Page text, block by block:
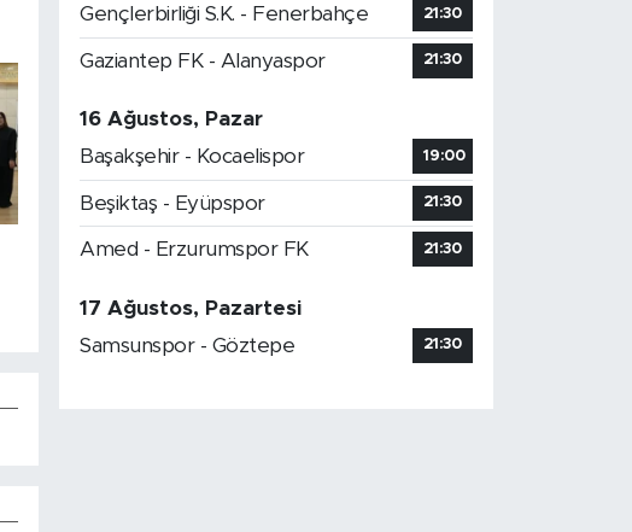
Gençlerbirliği S.K. - Fenerbahçe 21:30
Gaziantep FK - Alanyaspor 21:30
16 Ağustos, Pazar
Başakşehir - Kocaelispor
19:00
Beşiktaş - Eyüpspor 21:30
Amed - Erzurumspor FK 21:30
17 Ağustos, Pazartesi
Samsunspor - Göztepe
21:30